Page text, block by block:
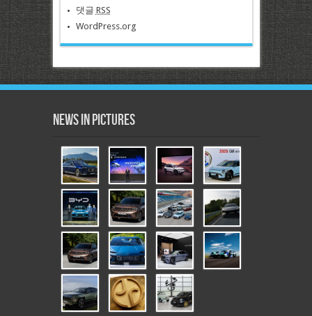
댓글 RSS
WordPress.org
News in Pictures